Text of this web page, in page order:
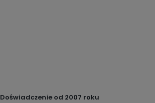
Doświadczenie od 2007 roku